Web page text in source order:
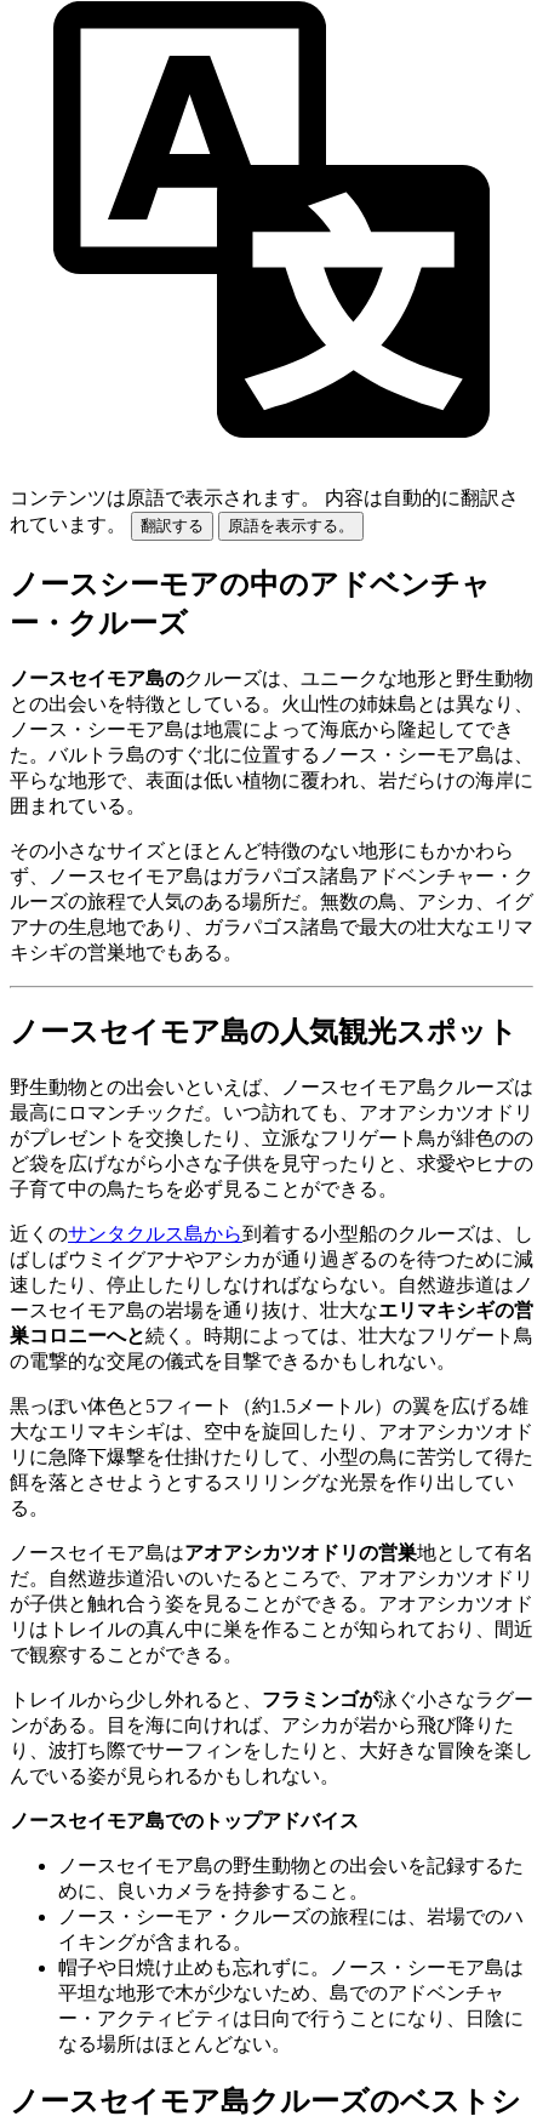
コンテンツは原語で表示されます。
内容は自動的に翻訳さ
れています。
翻訳する 原語を表示する。
ノースシーモアの中のアドベンチャ
ー・クルーズ
ノースセイモア島のクルーズは、ユニークな地形と野生動物
との出会いを特徴としている。火山性の姉妹島とは異なり、
ノース・シーモア島は地震によって海底から隆起してでき
た。バルトラ島のすぐ北に位置するノース・シーモア島は、
平らな地形で、表面は低い植物に覆われ、岩だらけの海岸に
囲まれている。
その小さなサイズとほとんど特徴のない地形にもかかわら
ず、ノースセイモア島はガラパゴス諸島アドベンチャー・ク
ルーズの旅程で人気のある場所だ。無数の鳥、アシカ、イグ
アナの生息地であり、ガラパゴス諸島で最大の壮大なエリマ
キシギの営巣地でもある。
ノースセイモア島の人気観光スポット
野生動物との出会いといえば、ノースセイモア島クルーズは
最高にロマンチックだ。いつ訪れても、アオアシカツオドリ
がプレゼントを交換したり、立派なフリゲート鳥が緋色のの
ど袋を広げながら小さな子供を見守ったりと、求愛やヒナの
子育て中の鳥たちを必ず見ることができる。
近くのサンタクルス島から到着する小型船のクルーズは、し
ばしばウミイグアナやアシカが通り過ぎるのを待つために減
速したり、停止したりしなければならない。自然遊歩道はノ
ースセイモア島の岩場を通り抜け、壮大なエリマキシギの営
巣コロニーへと続く。時期によっては、壮大なフリゲート鳥
の電撃的な交尾の儀式を目撃できるかもしれない。
黒っぽい体色と5フィート（約1.5メートル）の翼を広げる雄
大なエリマキシギは、空中を旋回したり、アオアシカツオド
リに急降下爆撃を仕掛けたりして、小型の鳥に苦労して得た
餌を落とさせようとするスリリングな光景を作り出してい
る。
ノースセイモア島はアオアシカツオドリの営巣地として有名
だ。自然遊歩道沿いのいたるところで、アオアシカツオドリ
が子供と触れ合う姿を見ることができる。アオアシカツオド
リはトレイルの真ん中に巣を作ることが知られており、間近
で観察することができる。
トレイルから少し外れると、 フラミンゴが泳ぐ小さなラグー
ンがある。目を海に向ければ、アシカが岩から飛び降りた
り、波打ち際でサーフィンをしたりと、大好きな冒険を楽し
んでいる姿が見られるかもしれない。
ノースセイモア島でのトップアドバイス
ノースセイモア島の野生動物との出会いを記録するた
めに、良いカメラを持参すること。
ノース・シーモア・クルーズの旅程には、岩場でのハ
イキングが含まれる。
帽子や日焼け止めも忘れずに。ノース・シーモア島は
平坦な地形で木が少ないため、島でのアドベンチャ
ー・アクティビティは日向で行うことになり、日陰に
なる場所はほとんどない。
ノースセイモア島クルーズのベストシ